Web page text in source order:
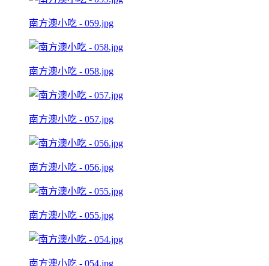
南方澳小吃 - 059.jpg
南方澳小吃 - 058.jpg
南方澳小吃 - 057.jpg
南方澳小吃 - 056.jpg
南方澳小吃 - 055.jpg
南方澳小吃 - 054.jpg